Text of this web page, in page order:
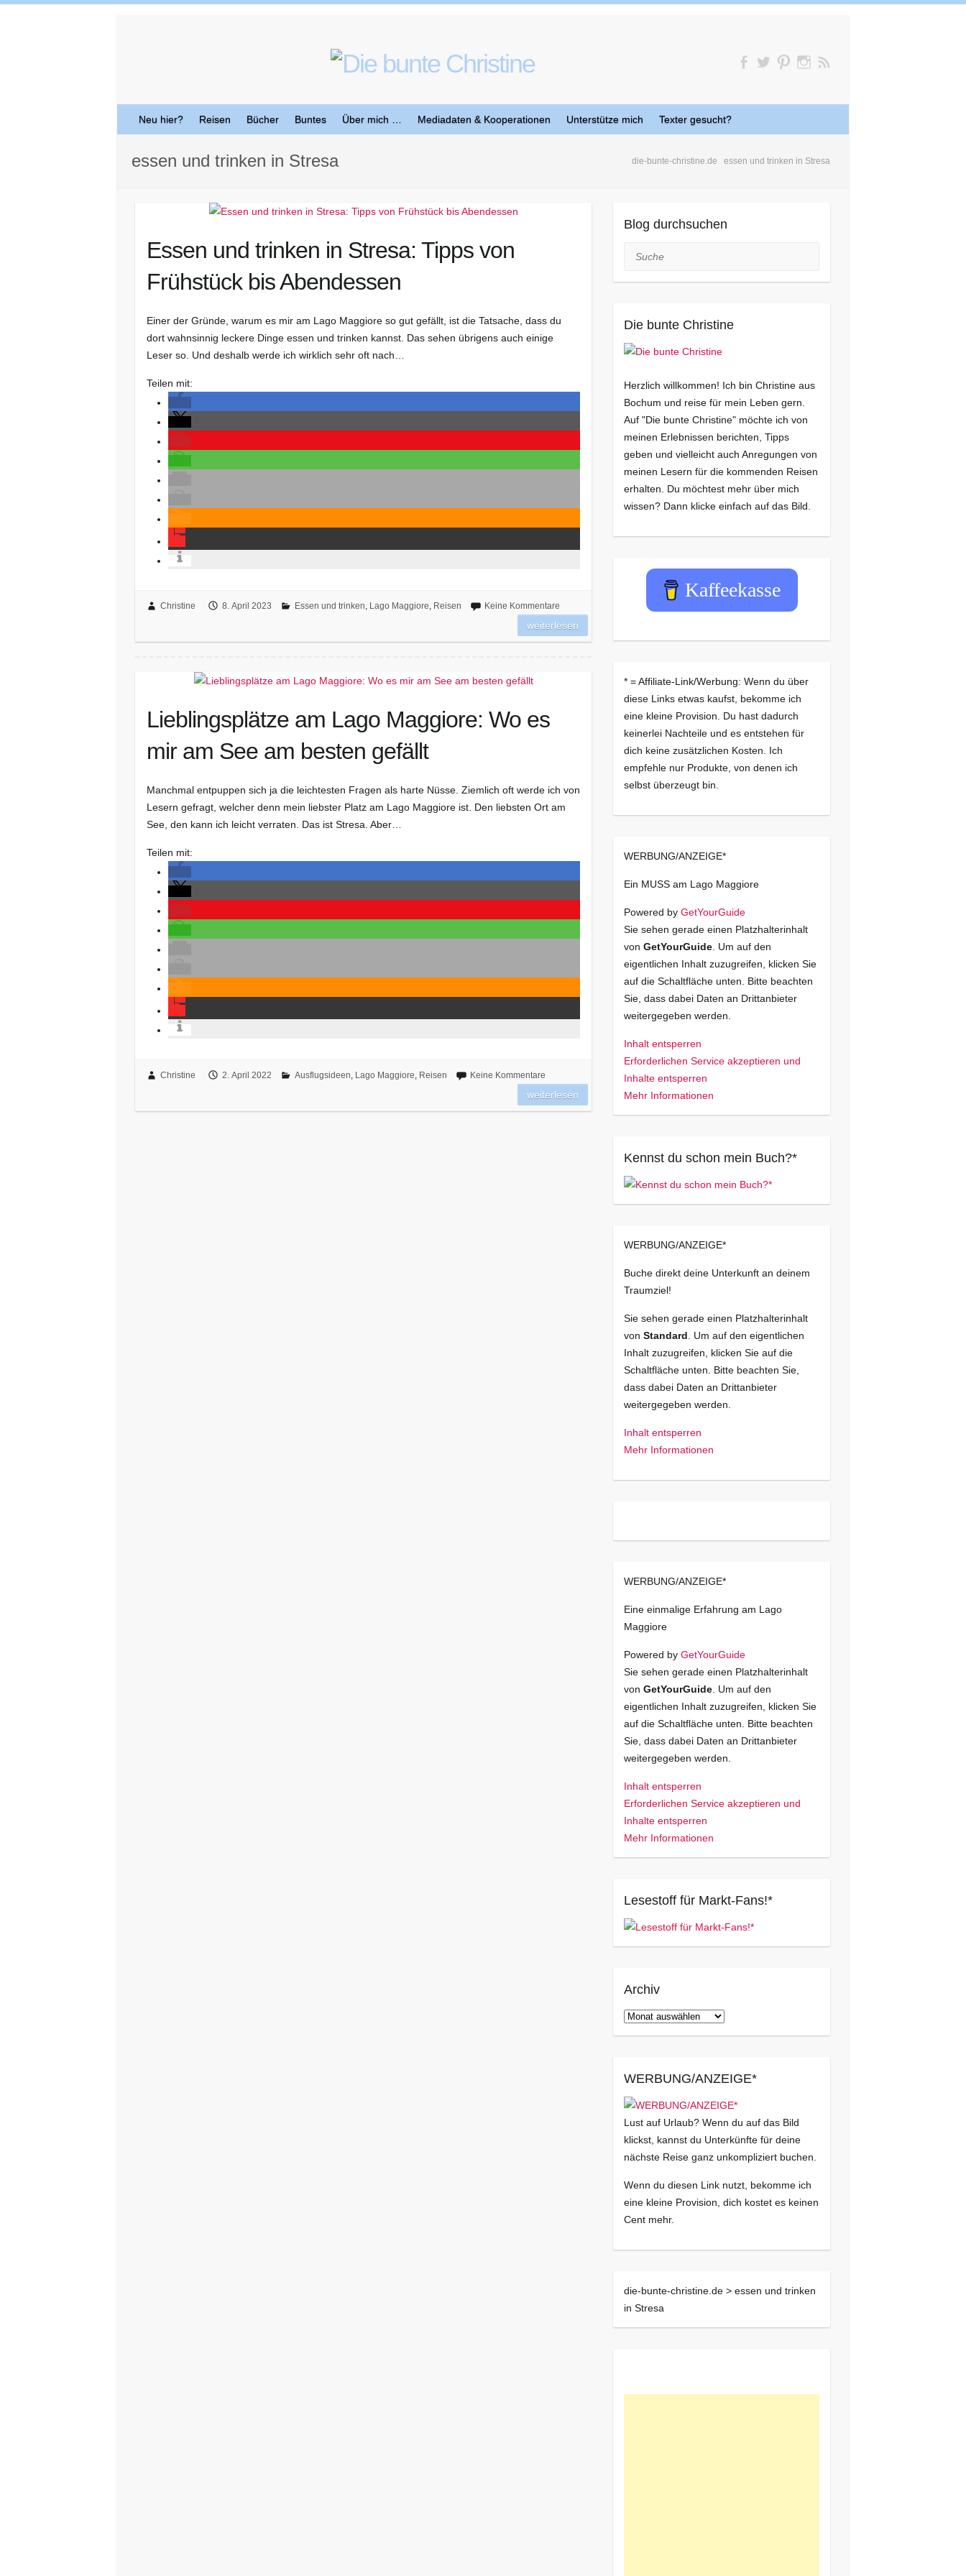
Neu hier? Reisen Bücher Buntes Über mich … Mediadaten & Kooperationen Unterstütze mich Texter gesucht?
die-bunte-christine.de essen und trinken in Stresa
essen und trinken in Stresa
Essen und trinken in Stresa: Tipps von
Frühstück bis Abendessen
Einer der Gründe, warum es mir am Lago Maggiore so gut gefällt, ist die Tatsache, dass du
dort wahnsinnig leckere Dinge essen und trinken kannst. Das sehen übrigens auch einige
Leser so. Und deshalb werde ich wirklich sehr oft nach…
Teilen mit:
Christine 8. April 2023 Essen und trinken, Lago Maggiore, Reisen Keine Kommentare
weiterlesen
Lieblingsplätze am Lago Maggiore: Wo es
mir am See am besten gefällt
Manchmal entpuppen sich ja die leichtesten Fragen als harte Nüsse. Ziemlich oft werde ich von
Lesern gefragt, welcher denn mein liebster Platz am Lago Maggiore ist. Den liebsten Ort am
See, den kann ich leicht verraten. Das ist Stresa. Aber…
Teilen mit:
Christine 2. April 2022 Ausflugsideen, Lago Maggiore, Reisen Keine Kommentare
weiterlesen
Blog durchsuchen
Suche
Die bunte Christine
Herzlich willkommen! Ich bin Christine aus
Bochum und reise für mein Leben gern.
Auf "Die bunte Christine" möchte ich von
meinen Erlebnissen berichten, Tipps
geben und vielleicht auch Anregungen von
meinen Lesern für die kommenden Reisen
erhalten. Du möchtest mehr über mich
wissen? Dann klicke einfach auf das Bild.
Kaffeekasse
* = Affiliate-Link/Werbung: Wenn du über
diese Links etwas kaufst, bekomme ich
eine kleine Provision. Du hast dadurch
keinerlei Nachteile und es entstehen für
dich keine zusätzlichen Kosten. Ich
empfehle nur Produkte, von denen ich
selbst überzeugt bin.
WERBUNG/ANZEIGE*
Ein MUSS am Lago Maggiore
Powered by GetYourGuide
Sie sehen gerade einen Platzhalterinhalt
von GetYourGuide. Um auf den
eigentlichen Inhalt zuzugreifen, klicken Sie
auf die Schaltfläche unten. Bitte beachten
Sie, dass dabei Daten an Drittanbieter
weitergegeben werden.
Inhalt entsperren
Erforderlichen Service akzeptieren und
Inhalte entsperren
Mehr Informationen
Kennst du schon mein Buch?*
WERBUNG/ANZEIGE*
Buche direkt deine Unterkunft an deinem
Traumziel!
Sie sehen gerade einen Platzhalterinhalt
von Standard . Um auf den eigentlichen
Inhalt zuzugreifen, klicken Sie auf die
Schaltfläche unten. Bitte beachten Sie,
dass dabei Daten an Drittanbieter
weitergegeben werden.
Inhalt entsperren
Mehr Informationen
WERBUNG/ANZEIGE*
Eine einmalige Erfahrung am Lago
Maggiore
Powered by GetYourGuide
Sie sehen gerade einen Platzhalterinhalt
von GetYourGuide. Um auf den
eigentlichen Inhalt zuzugreifen, klicken Sie
auf die Schaltfläche unten. Bitte beachten
Sie, dass dabei Daten an Drittanbieter
weitergegeben werden.
Inhalt entsperren
Erforderlichen Service akzeptieren und
Inhalte entsperren
Mehr Informationen
Lesestoff für Markt-Fans!*
Archiv
Archiv
WERBUNG/ANZEIGE*
Lust auf Urlaub? Wenn du auf das Bild
klickst, kannst du Unterkünfte für deine
nächste Reise ganz unkompliziert buchen.
Wenn du diesen Link nutzt, bekomme ich
eine kleine Provision, dich kostet es keinen
Cent mehr.
die-bunte-christine.de > essen und trinken
in Stresa